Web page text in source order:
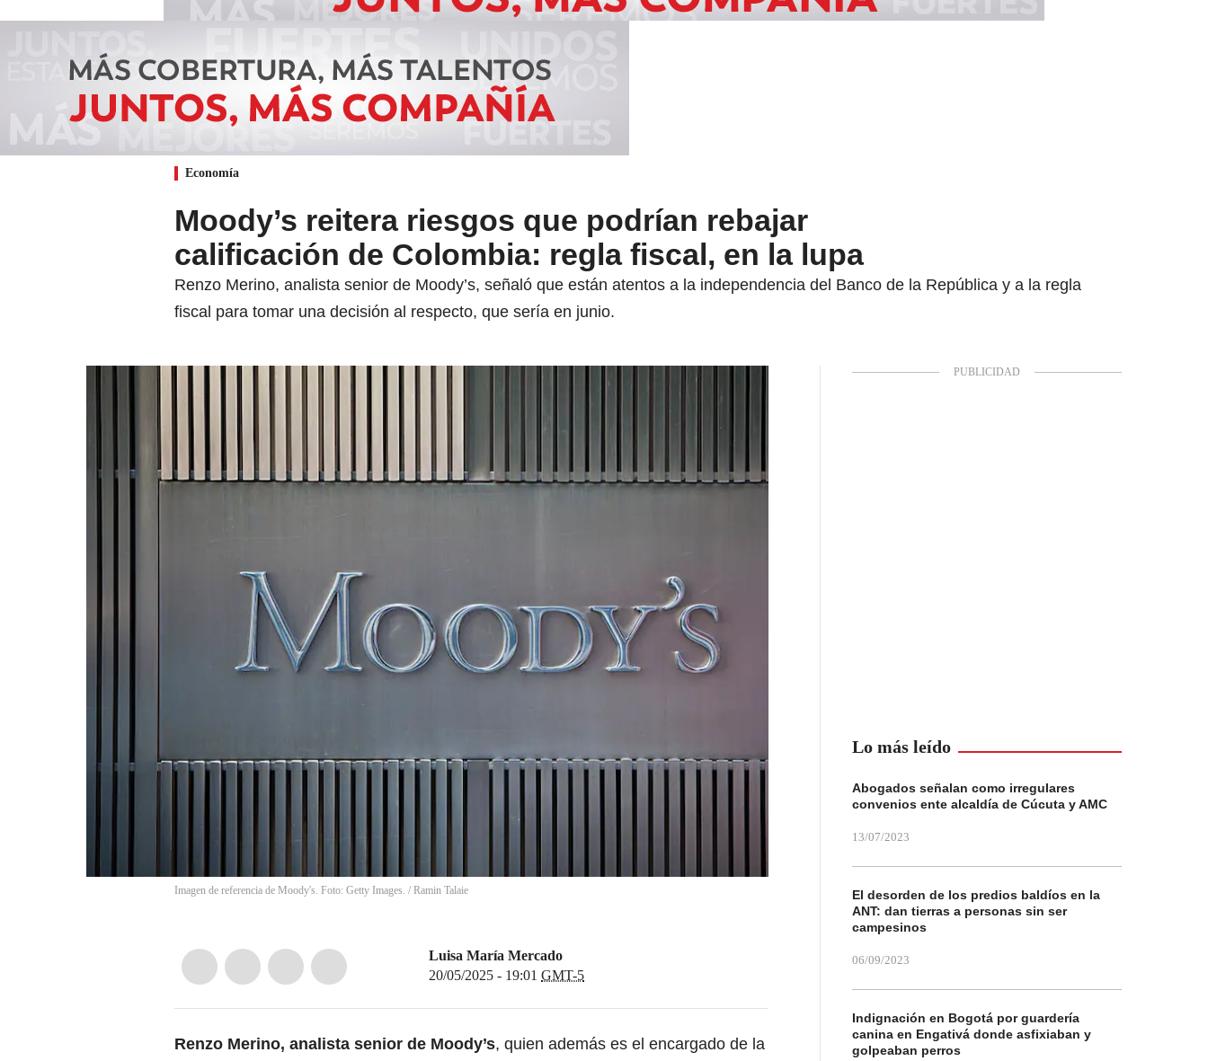
Economía
Moody’s reitera riesgos que podrían rebajar
calificación de Colombia: regla fiscal, en la lupa
Renzo Merino, analista senior de Moody’s, señaló que están atentos a la independencia del Banco de la República y a la regla
fiscal para tomar una decisión al respecto, que sería en junio.
Imagen de referencia de Moody's. Foto: Getty Images. / Ramin Talaie
Luisa María Mercado
20/05/2025 - 19:01 GMT-5
Renzo Merino, analista senior de Moody’s, quien además es el encargado de la
Lo más leído
Abogados señalan como irregulares
convenios ente alcaldía de Cúcuta y AMC
13/07/2023
El desorden de los predios baldíos en la
ANT: dan tierras a personas sin ser
campesinos
06/09/2023
Indignación en Bogotá por guardería
canina en Engativá donde asfixiaban y
golpeaban perros